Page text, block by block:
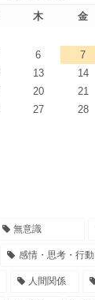
木 金
6 7
13 14
20 21
27 28
無意識
感情・思考・行動
人間関係